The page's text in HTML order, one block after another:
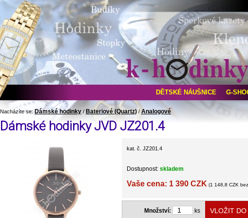
Nacházíte se: Dámské hodinky / Bateriové (Quartz) / Analogové
Dámské hodinky JVD JZ201.4
kat. č. JZ201.4
Dostupnost: skladem
Vaše cena: 1 390 CZK (1 148,8 CZK
Množství: ks
DĚTSKÉ NÁUŠNICE G-